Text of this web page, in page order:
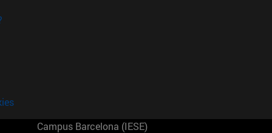
Campus Barcelona (IESE)